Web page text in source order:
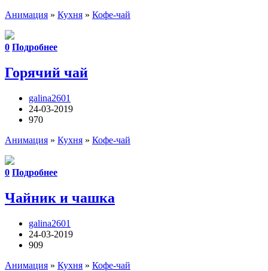
Анимация » Кухня » Кофе-чай
0 Подробнее
Горячий чай
galina2601
24-03-2019
970
Анимация » Кухня » Кофе-чай
0 Подробнее
Чайник и чашка
galina2601
24-03-2019
909
Анимация » Кухня » Кофе-чай